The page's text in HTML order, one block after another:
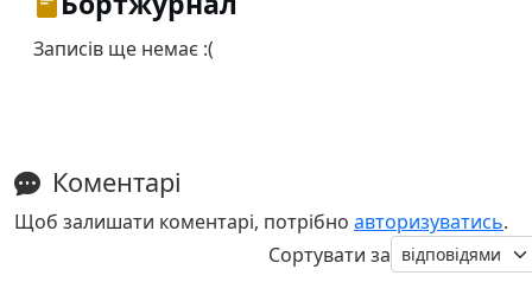
Записів ще немає :(
Коментарі
Щоб залишати коментарі, потрібно авторизуватись.
Сортувати за